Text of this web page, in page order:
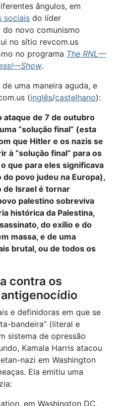
ângulos, em
sociais do líder
novo comunismo
no sítio revcom.us
no programa The RNL—
.
uma maneira aguda, e
(inglês/castelhano):
ataque de 7 de outubro
“solução final” (esta
que Hitler e os nazis se
à “solução final” para os
que para eles significava
povo judeu na Europa),
de Israel é tornar
palestino sobreviva
histórica da Palestina,
do exílio e do
massa, e de uma
brutal, ou de todos os
contra os
e definidoras em que se
bandeira” (literal e
sistema de opressão
Kamala Harris atacou
nazi em Washington
Ela emitiu uma
em Washington DC,